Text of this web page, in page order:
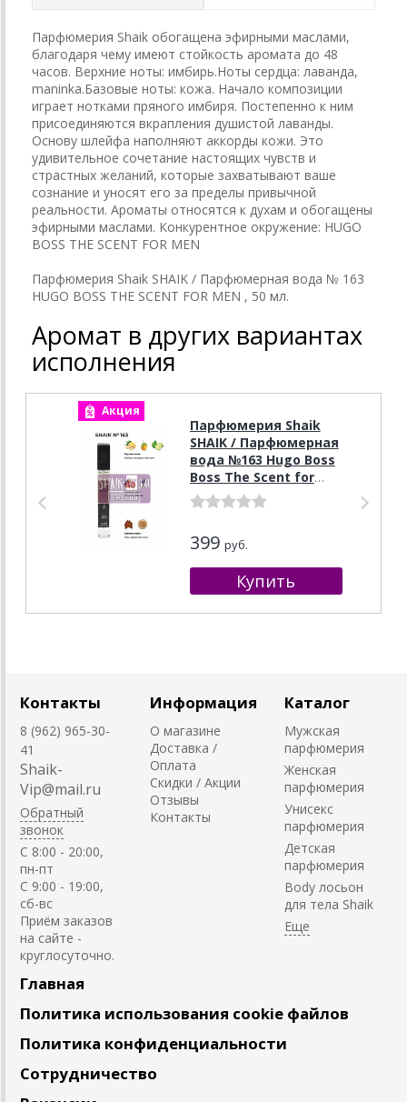
Парфюмерия Shaik обогащена эфирными маслами,
благодаря чему имеют стойкость аромата до 48
часов. Верхние ноты: имбирь.Ноты сердца: лаванда,
maninka.Базовые ноты: кожа. Начало композиции
играет нотками пряного имбиря. Постепенно к ним
присоединяются вкрапления душистой лаванды.
Основу шлейфа наполняют аккорды кожи. Это
удивительное сочетание настоящих чувств и
страстных желаний, которые захватывают ваше
сознание и уносят его за пределы привычной
реальности. Ароматы относятся к духам и обогащены
эфирными маслами. Конкурентное окружение: HUGO
BOSS THE SCENT FOR MEN
Парфюмерия Shaik SHAIK / Парфюмерная вода № 163
HUGO BOSS THE SCENT FOR MEN , 50 мл.
Аромат в других вариантах
исполнения
Акция
Парфюмерия Shaik
SHAIK / Парфюмерная
вода №163 Hugo Boss
Boss The Scent for
Him 10 ml
399 руб.
Контакты
8 (962) 965-30-
41
Shaik-
Vip@mail.ru
Обратный
звонок
C 8:00 - 20:00,
пн-пт
С 9:00 - 19:00,
сб-вс
Приём заказов
на сайте -
круглосуточно.
Информация
О магазине
Доставка /
Оплата
Скидки / Акции
Отзывы
Контакты
Каталог
Мужская
парфюмерия
Женская
парфюмерия
Унисекс
парфюмерия
Детская
парфюмерия
Body лосьон
для тела Shaik
Главная
Политика использования cookie файлов
Политика конфиденциальности
Сотрудничество